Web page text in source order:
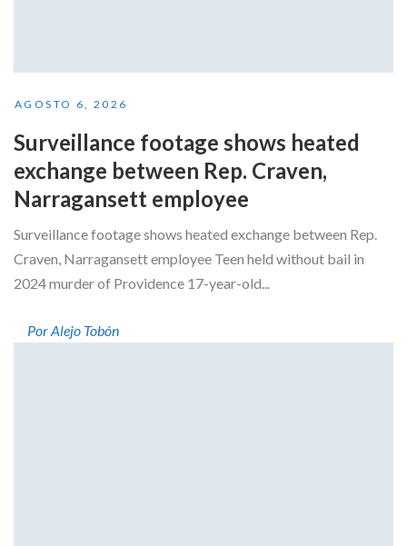
AGOSTO 6, 2026
Surveillance footage shows heated
exchange between Rep. Craven,
Narragansett employee
Surveillance footage shows heated exchange between Rep.
Craven, Narragansett employee Teen held without bail in
2024 murder of Providence 17-year-old...
Por Alejo Tobón